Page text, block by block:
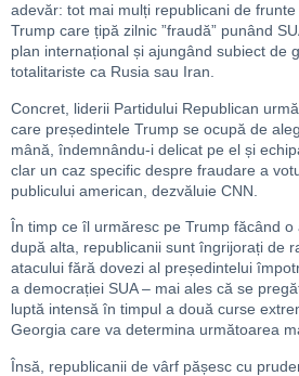
adevăr: tot mai mulți republicani de
Trump care țipă zilnic ”fraudă” punând
plan internațional și ajungând subiect de
totalitariste ca Rusia sau Iran.
Concret, liderii Partidului Republican
care președintele Trump se ocupă de
mână, îndemnându-i delicat pe el și
clar un caz specific despre fraudare a
publicului american, dezvăluie CNN.
În timp ce îl urmăresc pe Trump făcând
după alta, republicanii sunt îngrijorați de
atacului fără dovezi al președintelui
a democrației SUA – mai ales că se
luptă intensă în timpul a două curse
Georgia care va determina următoarea
Însă, republicanii de vârf pășesc cu